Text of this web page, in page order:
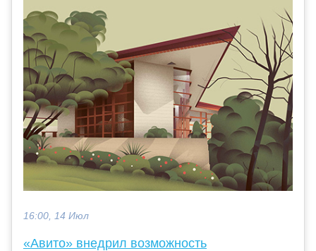
16:00, 14 Июл
«Авито» внедрил возможность